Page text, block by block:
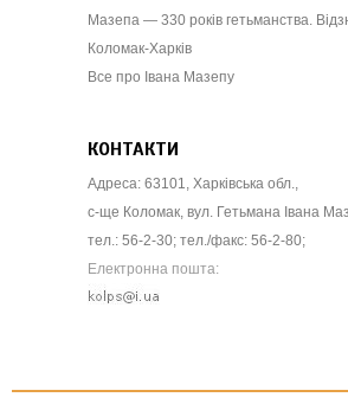
Мазепа — 330 років гетьманства.
Коломак-Харків
Все про Івана Мазепу
КОНТАКТИ
Адреса: 63101, Харківська обл.,
с-ще Коломак, вул. Гетьмана Івана
тел.: 56-2-30; тел./факс: 56-2-80;
Електронна пошта: